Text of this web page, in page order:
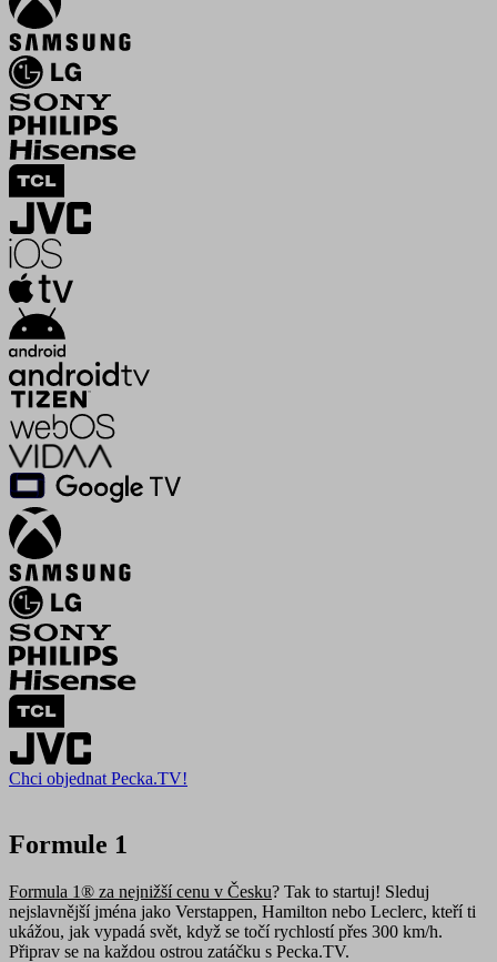
Chci objednat Pecka.TV!
Formule 1
Formula 1® za nejnižší cenu v Česku? Tak to startuj! Sleduj
nejslavnější jména jako Verstappen, Hamilton nebo Leclerc, kteří ti
ukážou, jak vypadá svět, když se točí rychlostí přes 300 km/h.
Připrav se na každou ostrou zatáčku s Pecka.TV.